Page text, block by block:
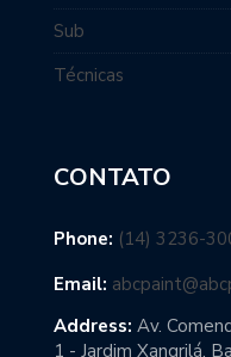
Sub
Técnicas
CONTATO
Phone: (14) 3236-
Email:
Address: Av.
1 - Jardim Xangrilá,